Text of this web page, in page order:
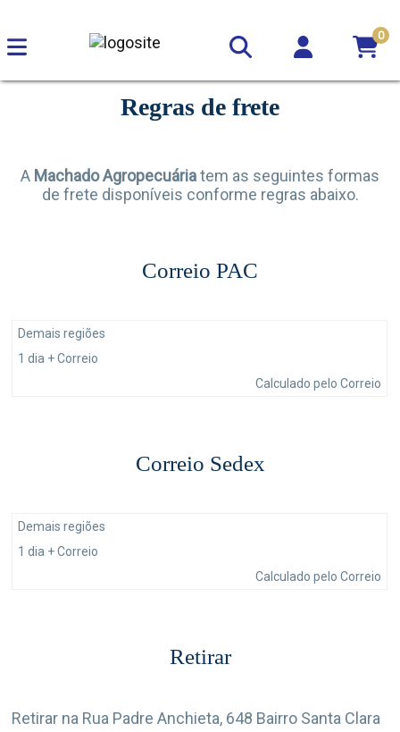
0
Regras de frete
A Machado Agropecuáriatem as seguintes formas
de frete disponíveis conforme regras abaixo.
Correio PAC
Demais regiões
1 dia + Correio
Calculado pelo Correio
Correio Sedex
Demais regiões
1 dia + Correio
Calculado pelo Correio
Retirar
Retirar na Rua Padre Anchieta, 648 Bairro Santa Clara